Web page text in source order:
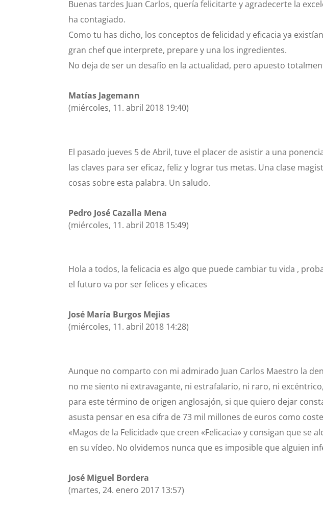
Buenas tardes Juan Carlos, quería felicitarte y agradecerte la
ha contagiado.
Como tu has dicho, los conceptos de felicidad y eficacia ya
gran chef que interprete, prepare y una los ingredientes.
No deja de ser un desafío en la actualidad, pero apuesto
Matías Jagemann
(miércoles, 11. abril 2018 19:40)
El pasado jueves 5 de Abril, tuve el placer de asistir a una
las claves para ser eficaz, feliz y lograr tus metas. Una clase
cosas sobre esta palabra. Un saludo.
Pedro José Cazalla Mena
(miércoles, 11. abril 2018 15:49)
Hola a todos, la felicacia es algo que puede cambiar tu vida ,
el futuro va por ser felices y eficaces
José María Burgos Mejias
(miércoles, 11. abril 2018 14:28)
Aunque no comparto con mi admirado Juan Carlos Maestro la
no me siento ni extravagante, ni estrafalario, ni raro, ni
para este término de origen anglosajón, si que quiero dejar
asusta pensar en esa cifra de 73 mil millones de euros como
«Magos de la Felicidad» que creen «Felicacia» y consigan que se
en su vídeo. No olvidemos nunca que es imposible que alguien
José Miguel Bordera
(martes, 24. enero 2017 13:57)